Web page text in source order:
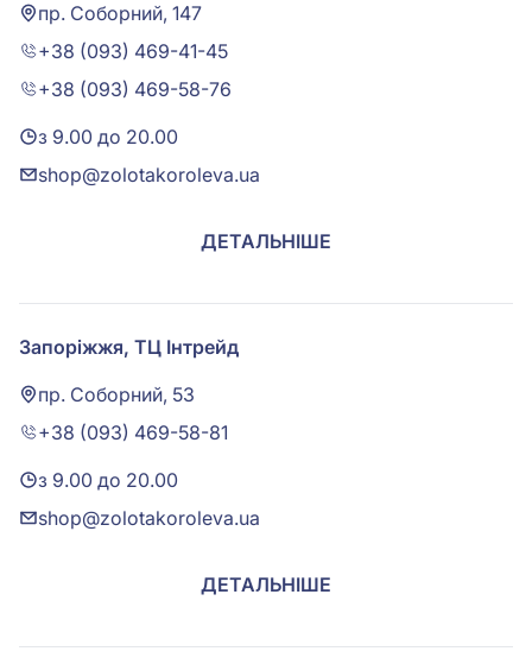
пр. Соборний, 147
+38 (093) 469-41-45
+38 (093) 469-58-76
з 9.00 до 20.00
shop@zolotakoroleva.ua
ДЕТАЛЬНІШЕ
Запоріжжя, ТЦ Інтрейд
пр. Соборний, 53
+38 (093) 469-58-81
з 9.00 до 20.00
shop@zolotakoroleva.ua
ДЕТАЛЬНІШЕ